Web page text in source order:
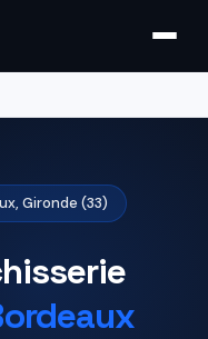
Gironde (33)